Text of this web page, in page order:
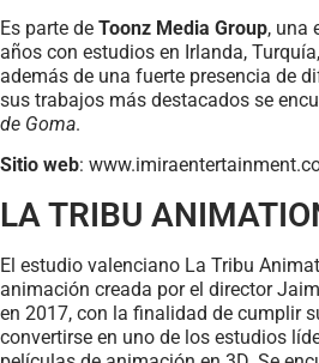
Es parte de Toonz Media Group, una
años con estudios en Irlanda,
además de una fuerte presencia de
sus trabajos más destacados se
de Goma.
Sitio web:
LA TRIBU
El estudio valenciano La Tribu
animación creada por el director
en 2017, con la finalidad de cumplir
convertirse en uno de los estudios